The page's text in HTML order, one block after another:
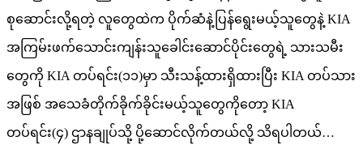
စုဆောင်းလို့ရတဲ့ လူတွေထဲက ပိုက်ဆံနဲ့ပြန်ရွေးမယ့်သူတွေနဲ့ KIA
အကြမ်းဖက်သောင်းကျန်းသူခေါင်းဆောင်ပိုင်းတွေရဲ့ သားသမီး
တွေကို KIA တပ်ရင်း(၁၁)မှာ သီးသန့်ထားရှိထားပြီး KIA တပ်သား
အဖြစ် အသေခံတိုက်ခိုက်ခိုင်းမယ့်သူတွေကိုတော့ KIA
တပ်ရင်း(၄) ဌာနချုပ်သို့ ပို့ဆောင်လိုက်တယ်လို့ သိရပါတယ်…